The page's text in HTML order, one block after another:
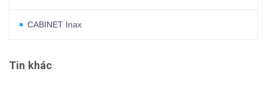
CABINET Inax
Tin khác